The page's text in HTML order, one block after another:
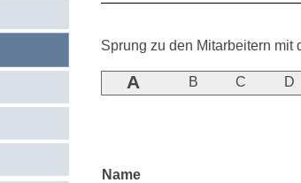
Sprung zu den Mitarbeitern mit
A B C D
Name